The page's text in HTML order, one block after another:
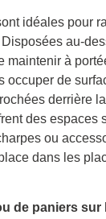
idéales pour
au-
maintenir à
occuper de
derrière
des espaces
ou
dans les
de paniers sur